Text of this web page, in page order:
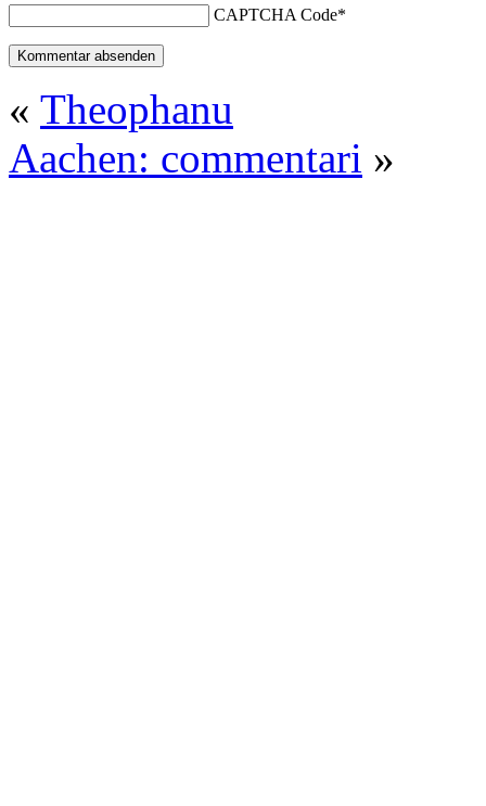
CAPTCHA Code*
« Theophanu
Aachen: commentari »